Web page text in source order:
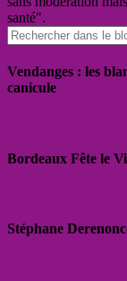
santé".
Vendanges : les
canicule
Bordeaux Fête le
Stéphane